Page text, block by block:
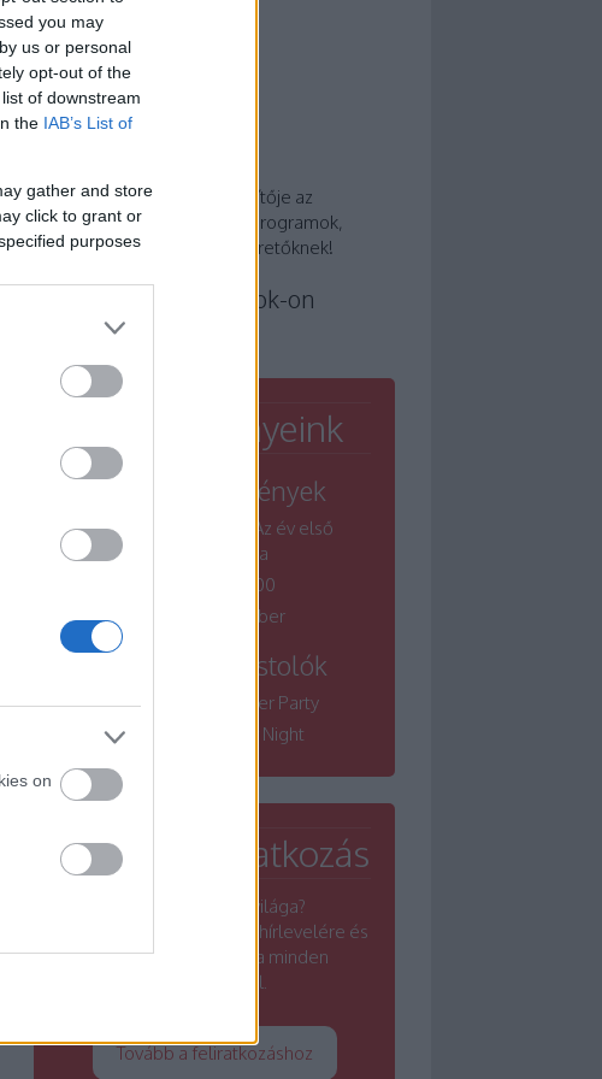
you may
us or personal
opt-out of the
of downstream
the IAB’s List of
gather and store
click to grant or
purposes
on
on
A bor része, és nem kiegészítője az
életünknek! Tippek, cikkek, programok,
minden egy helyen a borszeretőknek!
Winelovers a Facebook-on
Rendezvényeink
Nagyrendezvények
Winelovers Grand - Az év első
borfesztiválja
Winelovers 100
Bordói November
Tematikus kóstolók
Winelovers Summer Party
Winelovers River Night
Hírlevél feliratkozás
Érdekel a borok világa?
Iratkozz fel a Winelovers hírlevelére és
értesülj a borszakma minden
rezdüléséről.
Tovább a feliratkozáshoz